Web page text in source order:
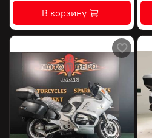
В корзину